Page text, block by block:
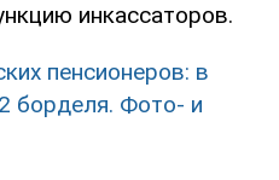
инкассаторов.
пенсионеров: в
борделя. Фото- и